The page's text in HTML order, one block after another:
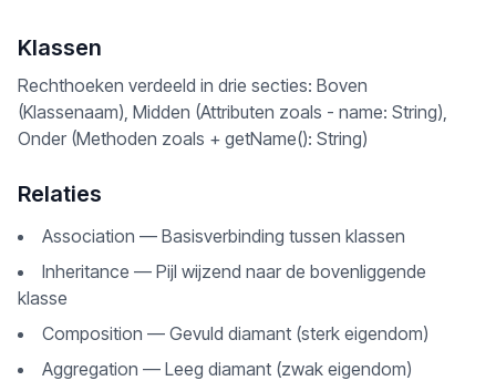
Klassen
Rechthoeken verdeeld in drie secties: Boven
(Klassenaam), Midden (Attributen zoals - name: String),
Onder (Methoden zoals + getName(): String)
Relaties
Association — Basisverbinding tussen klassen
Inheritance — Pijl wijzend naar de bovenliggende
klasse
Composition — Gevuld diamant (sterk eigendom)
Aggregation — Leeg diamant (zwak eigendom)